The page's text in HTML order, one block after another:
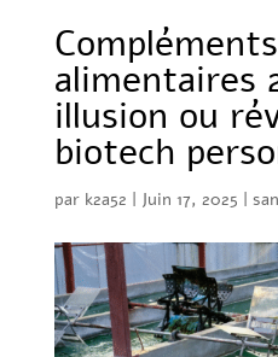
Compléments
alimentaires
illusion ou
biotech
par k2a52 | Juin 17, 2025 |